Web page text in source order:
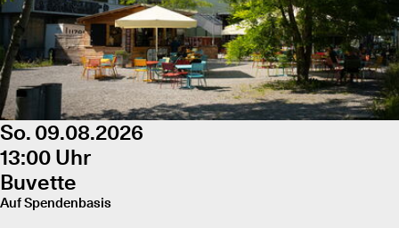
So. 09.08.2026
13:00 Uhr
Buvette
Auf Spendenbasis